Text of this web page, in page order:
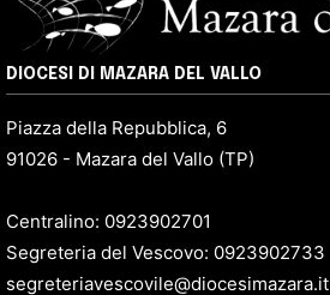
DIOCESI DI MAZARA DEL VALLO
Piazza della Repubblica, 6
91026 - Mazara del Vallo (TP)
Centralino: 0923902701
Segreteria del Vescovo: 0923902733
segreteriavescovile@diocesimazara.it